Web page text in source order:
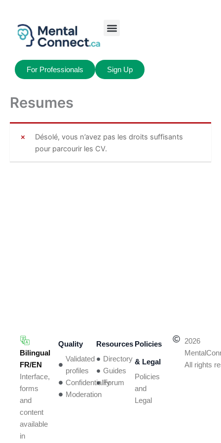
contenu
For Professionals Sign Up
Resumes
Désolé, vous n’avez pas les droits suffisants
pour parcourir les CV.
Bilingual
FR/EN
Interface,
forms
and
content
available
in
Quality
Validated
profiles
Confidentiality
Moderation
Resources
Directory
Guides
Forum
Policies
& Legal
Policies
and
Legal
2026
All rights